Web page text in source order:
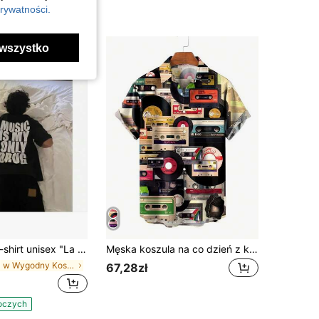
musique est mon seul aliment spirituel" – czarno-biały, okrągły dekolt, streetwear Harajuku, miękki i oddychający – na każdą porę roku, must-have.
w Wygodny Koszulki męskie
Męska koszula na co dzień z krótkim rękawem i nadrukiem w stylu vintage z kasetami magnetofonowymi i płytami
67,28zł